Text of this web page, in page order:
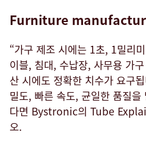
Furniture
“가구 제조 시에는 1초, 1밀리
이블, 침대, 수납장, 사무용 가
산 시에도 정확한 치수가 요구
밀도, 빠른 속도, 균일한 품질을
다면 Bystronic의 Tube
오.